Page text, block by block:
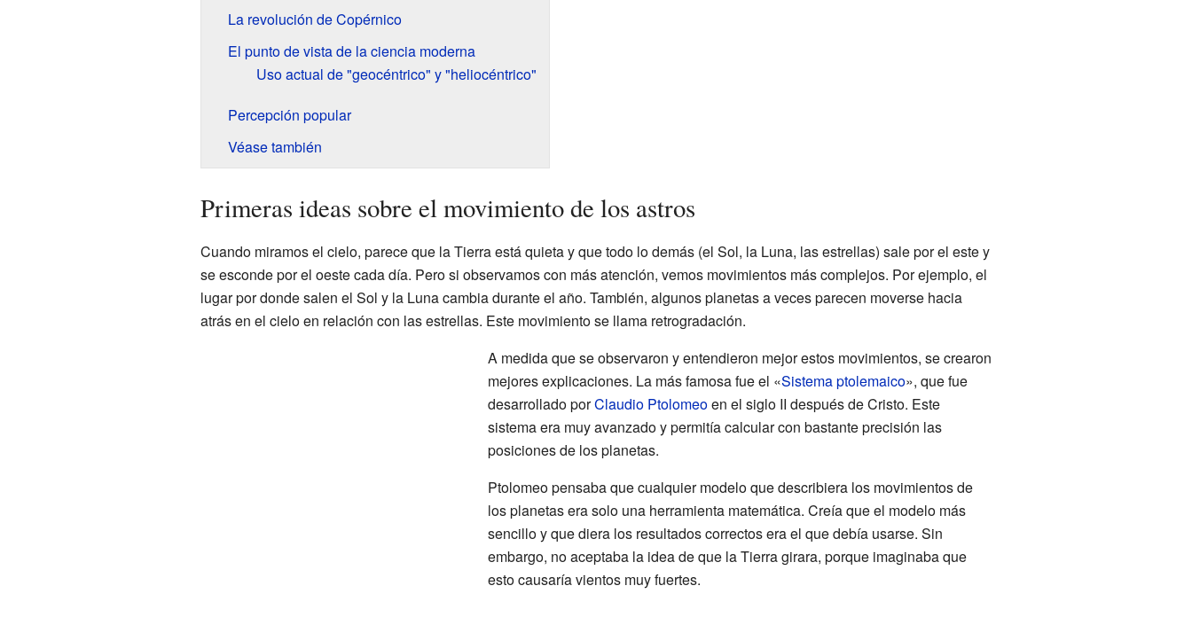
La revolución de Copérnico
El punto de vista de la ciencia moderna
Uso actual de "geocéntrico" y "heliocéntrico"
Percepción popular
Véase también
Primeras ideas sobre el movimiento de los astros
Cuando miramos el cielo, parece que la Tierra está quieta y que todo lo demás (el Sol, la Luna, las estrellas) sale por el este y
se esconde por el oeste cada día. Pero si observamos con más atención, vemos movimientos más complejos. Por ejemplo, el
lugar por donde salen el Sol y la Luna cambia durante el año. También, algunos planetas a veces parecen moverse hacia
atrás en el cielo en relación con las estrellas. Este movimiento se llama retrogradación.
A medida que se observaron y entendieron mejor estos movimientos, se crearon
mejores explicaciones. La más famosa fue el «Sistema ptolemaico», que fue
desarrollado porClaudio Ptolomeoen el siglo II después de Cristo. Este
sistema era muy avanzado y permitía calcular con bastante precisión las
posiciones de los planetas.
Ptolomeo pensaba que cualquier modelo que describiera los movimientos de
los planetas era solo una herramienta matemática. Creía que el modelo más
sencillo y que diera los resultados correctos era el que debía usarse. Sin
embargo, no aceptaba la idea de que la Tierra girara, porque imaginaba que
esto causaría vientos muy fuertes.